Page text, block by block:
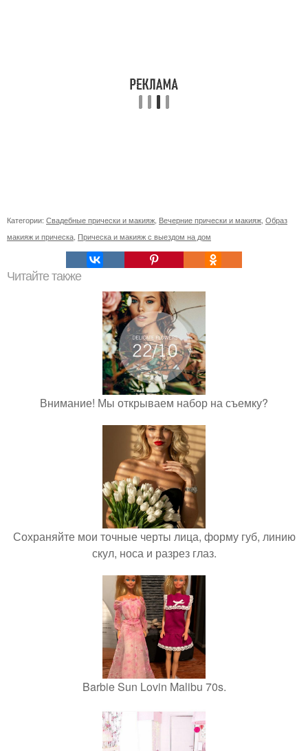
Категории: Свадебные прически и макияж, Вечерние прически и макияж, Образ
макияж и прическа, Прическа и макияж с выездом на дом
Читайте также
Внимание! Мы открываем набор на съемку?
Сохраняйте мои точные черты лица, форму губ, линию
скул, носа и разрез глаз.
Barbie Sun Lovin Malibu 70s.